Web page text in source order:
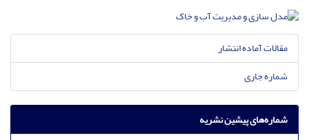
مقالات آماده انتشار
شماره جاری
شماره‌های پیشین نشریه